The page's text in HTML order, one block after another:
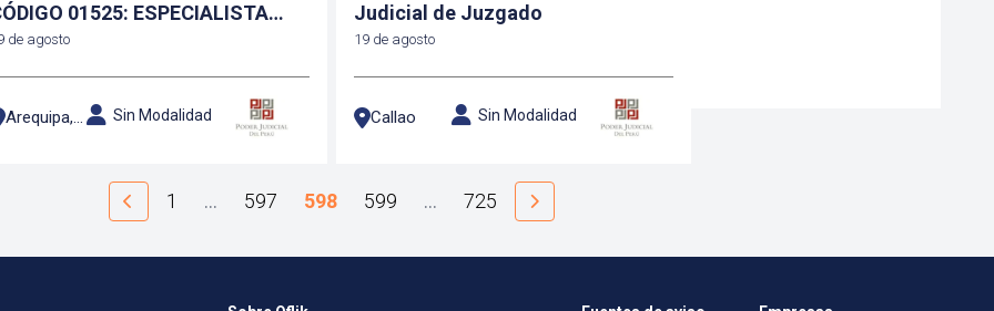
01525: ESPECIALISTA
de agosto
Arequipa, Arequipa Sin Modalidad
Judicial de Juzgado
19 de agosto
Callao Sin Modalidad
1 … 597 598 599 … 725